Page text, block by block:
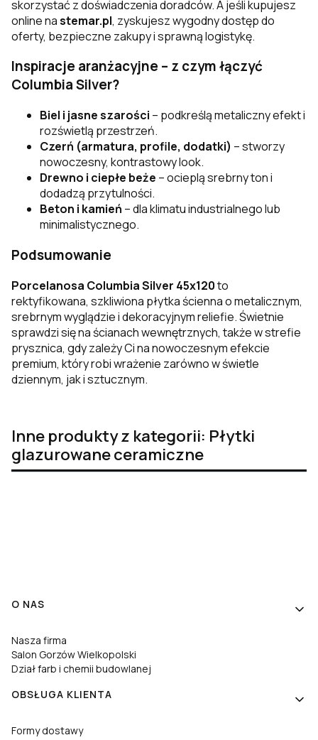
skorzystać z doświadczenia doradców. A jeśli kupujesz
online nastemar.pl, zyskujesz wygodny dostęp do
oferty, bezpieczne zakupy i sprawną logistykę.
Inspiracje aranżacyjne – z czym łączyć
Columbia Silver?
Biel i jasne szarości – podkreślą metaliczny efekt i
rozświetlą przestrzeń.
Czerń (armatura, profile, dodatki) – stworzy
nowoczesny, kontrastowy look.
Drewno i ciepłe beże – ocieplą srebrny ton i
dodadzą przytulności.
Beton i kamień – dla klimatu industrialnego lub
minimalistycznego.
Podsumowanie
Porcelanosa Columbia Silver 45x120to
rektyfikowana, szkliwiona płytka ścienna o metalicznym,
srebrnym wyglądzie i dekoracyjnym reliefie. Świetnie
sprawdzi się na ścianach wewnętrznych, także w strefie
prysznica, gdy zależy Ci na nowoczesnym efekcie
premium, który robi wrażenie zarówno w świetle
dziennym, jak i sztucznym.
Inne produkty z kategorii: Płytki
glazurowane ceramiczne
Linki w stopce
O NAS
Nasza firma
Salon Gorzów Wielkopolski
Dział farb i chemii budowlanej
OBSŁUGA KLIENTA
Formy dostawy